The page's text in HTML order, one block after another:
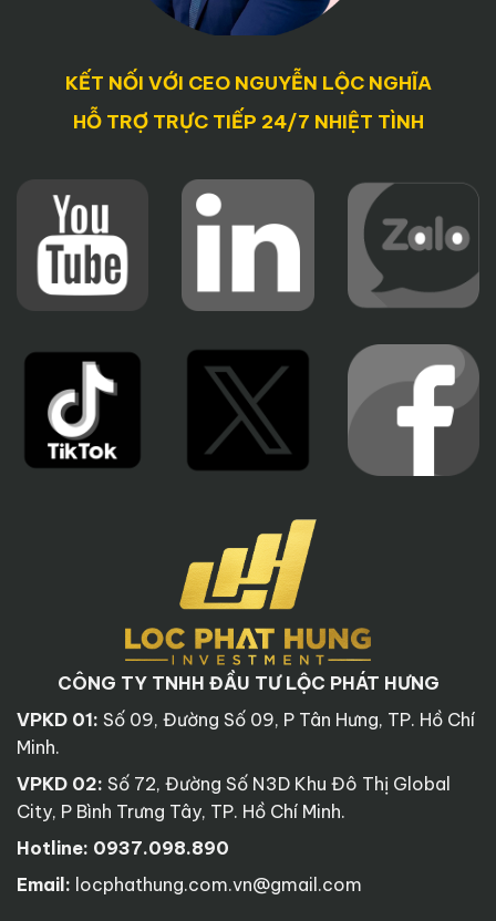
KẾT NỐI VỚI CEO NGUYỄN LỘC NGHĨA
HỖ TRỢ TRỰC TIẾP 24/7 NHIỆT TÌNH
CÔNG TY TNHH ĐẦU TƯ LỘC PHÁT HƯNG
VPKD 01: Số 09, Đường Số 09, P Tân Hưng, TP. Hồ Chí
Minh.
VPKD 02: Số 72, Đường Số N3D Khu Đô Thị Global
City, P Bình Trưng Tây, TP. Hồ Chí Minh.
Hotline: 0937.098.890
Email: locphathung.com.vn@gmail.com